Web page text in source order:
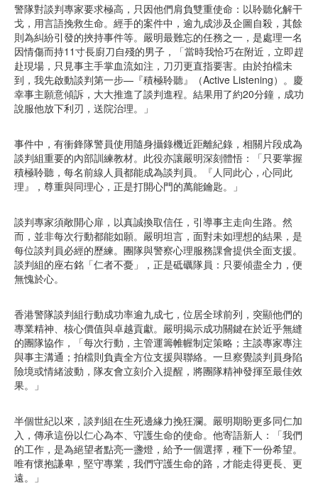
警隊對談判專家要求極高，只因他們肩負雙重使命：以聆聽化解干
戈，用言語挽救生命。經手的案件中，逾九成涉及企圖自殺，其餘
則為糾紛引發的挾持事件等。嚴明最難忘的任務之一，是處理一名
因情傷而持11寸長廚刀自殘的男子，「當時我恰巧在附近，立即趕
赴現場，只見事主手掌血流如注，刀刃更直指要害。由於拍檔未
到，我先啟動談判第一步—『積極聆聽』（Active Listening）。慶
幸事主願意傾訴，大大推進了談判進程。結果用了約20分鐘，成功
說服他放下利刃，送院治理。」
事件中，有衝鋒隊警員使用隨身攝錄機近距離紀錄，相關片段成為
談判組重要的內部訓練教材。此役亦讓嚴明深刻體悟：「只要掌握
積極聆聽，每名前線人員都能成為談判員。『人同此心，心同此
理』，尊重與同理心，正是打開心門的萬能鑰匙。」
談判專家須敞開心扉，以真誠換取信任，引導事主走向生路。然
而，並非每次行動都能如願。嚴明坦言，面對未如理想的結果，是
每位談判員必經的歷練。團隊與警察心理服務課會提供全面支援。
談判組的座右銘「仁者不憂」，正是砥礪隊員：只要傾盡全力，便
無愧於心。
香港警隊談判組行動成功率逾九成七，位居全球前列，突顯他們的
專業精神、核心價值與卓越貢獻。嚴明揭示成功關鍵在於近乎無縫
的團隊協作，「每次行動，主管運籌帷幄制定策略；主談專家專注
與事主溝通；拍檔則負責全方位支援與聯絡。一旦察覺談判員身陷
險境或情緒波動，隊友會立刻介入提醒，將團隊精神發揮至最佳效
果。」
半個世紀以來，談判組在生死邊緣力挽狂瀾。嚴明期盼更多同仁加
入，傳承這份以仁心為本、守護生命的使命。他寄語新人：「我們
的工作，是為絕望者點亮一盞燈，給予一個選擇，種下一份希望。
唯有懷抱謙卑，堅守專業，我們守護生命的路，才能走得更長、更
遠。」